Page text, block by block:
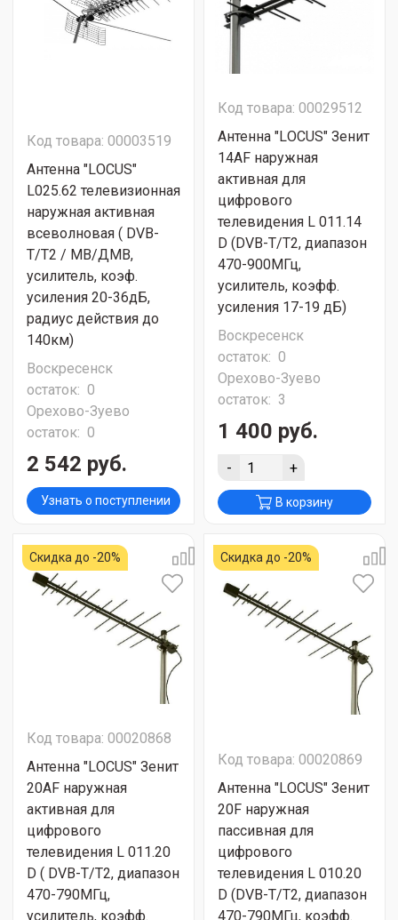
Код товара: 00003519
Антенна "LОСUS"
L025.62 телевизионная
наружная активная
всеволновая ( DVB-
T/T2 / МВ/ДМВ,
усилитель, коэф.
усиления 20-36дБ,
радиус действия до
140км)
Воскресенск
остаток: 0
Орехово-Зуево
остаток: 0
2 542 руб.
Узнать о поступлении
Код товара: 00029512
Антенна "LОСUS" Зенит
14AF наружная
активная для
цифрового
телевидения L 011.14
D (DVB-T/T2, диапазон
470-900МГц,
усилитель, коэфф.
усиления 17-19 дБ)
Воскресенск
остаток: 0
Орехово-Зуево
остаток: 3
1 400 руб.
- +
В корзину
Скидка до -20%
Код товара: 00020868
Антенна "LОСUS" Зенит
20AF наружная
активная для
цифрового
телевидения L 011.20
D ( DVB-T/T2, диапазон
470-790МГц,
усилитель, коэфф.
Скидка до -20%
Код товара: 00020869
Антенна "LОСUS" Зенит
20F наружная
пассивная для
цифрового
телевидения L 010.20
D (DVB-T/T2, диапазон
470-790МГц, коэфф.